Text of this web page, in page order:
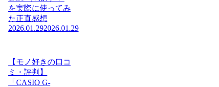
を実際に使ってみ
た正直感想
2026.01.292026.01.29
【モノ好きの口コ
ミ・評判】
「CASIO G-